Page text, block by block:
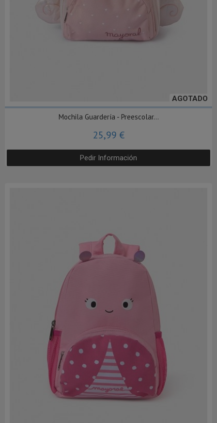
AGOTADO
Mochila Guardería - Preescolar...
25,99 €
Pedir Información